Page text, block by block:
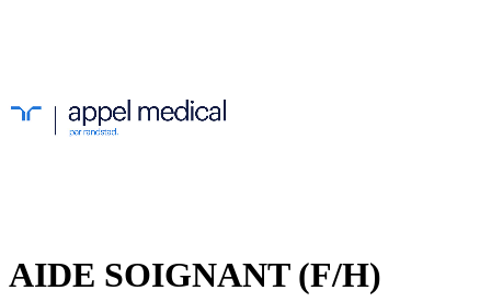
AIDE SOIGNANT (F/H)